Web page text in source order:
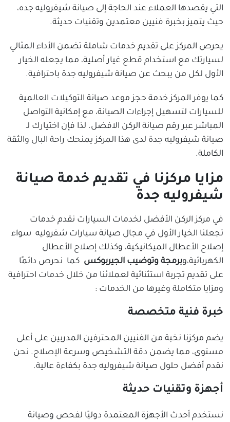
التي يقصدها العملاء عند الحاجة إلى صيانة شيفروليه جده،
حيث يتميز بخبرة فنيين معتمدين وتقنيات حديثة.
يحرص المركز على تقديم خدمات شاملة تضمن الأداء المثالي
لسيارتك مع استخدام قطع غيار أصلية، مما يجعله الخيار
الأول لكل من يبحث عن صيانة شيفروليه جدة باحترافية.
كما يوفر المركز خدمة حجز موعد صيانة التوكيلات العالمية
للسيارات لتسهيل إجراءات الصيانة، مع إمكانية التواصل
المباشر عبر رقم صيانة الركن الافضل. لذا فإن اختيارك لـ
صيانة شيفروليه جدة لدى هذا المركز يمنحك راحة البال والثقة
الكاملة.
مزايا مركزنا في تقديم خدمة صيانة
شيفروليه جدة
في مركز الركن الأفضل لخدمات السيارات نقدم خدمات
تجعلنا الخيار الأول في مجال صيانة سيارات شفروليه سواء
إصلاح الأعطال الميكانيكية، وكذلك إصلاح الأعطال
الكهربائية،وبرمجة وتوضيب الجيربوكس كما نحرص دائمًا
على تقديم تجربة استثنائية لعملائنا من خلال خدمات احترافية
ومزايا متكاملة وغيرها من الخدمات :
خبرة فنية متخصصة
يضم مركزنا نخبة من الفنيين المحترفين المدربين على أعلى
مستوى، مما يضمن دقة التشخيص وسرعة الإصلاح. نحن
نقدم أفضل حلول صيانة شيفروليه جدة بكفاءة عالية.
أجهزة وتقنيات حديثة
نستخدم أحدث الأجهزة المعتمدة دوليًا لفحص وصيانة